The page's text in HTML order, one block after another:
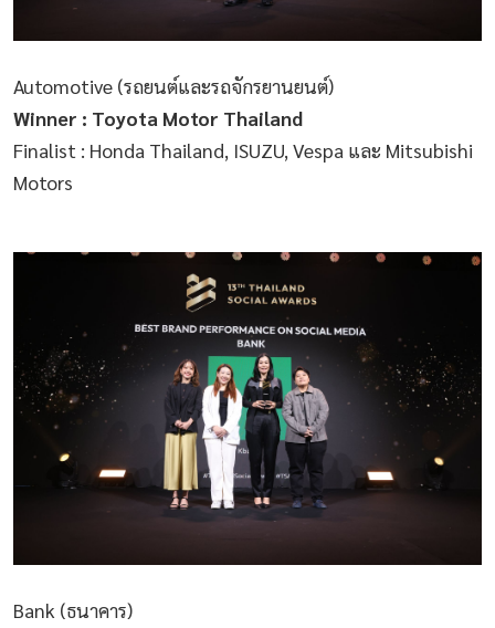
Automotive (รถยนต์และรถจักรยานยนต์)
Winner : Toyota Motor Thailand
Finalist : Honda Thailand, ISUZU, Vespa และ Mitsubishi
Motors
Bank (ธนาคาร)